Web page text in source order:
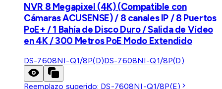
NVR 8 Megapixel (4K) (Compatible con
Cámaras ACUSENSE) / 8 canales IP / 8 Puertos
PoE+ / 1 Bahía de Disco Duro / Salida de Vídeo
en 4K / 300 Metros PoE Modo Extendido
DS-7608NI-Q1/8P(D)DS-7608NI-Q1/8P(D)
Reemplazo sugerido: DS-7608NI-Q1/8P(E)